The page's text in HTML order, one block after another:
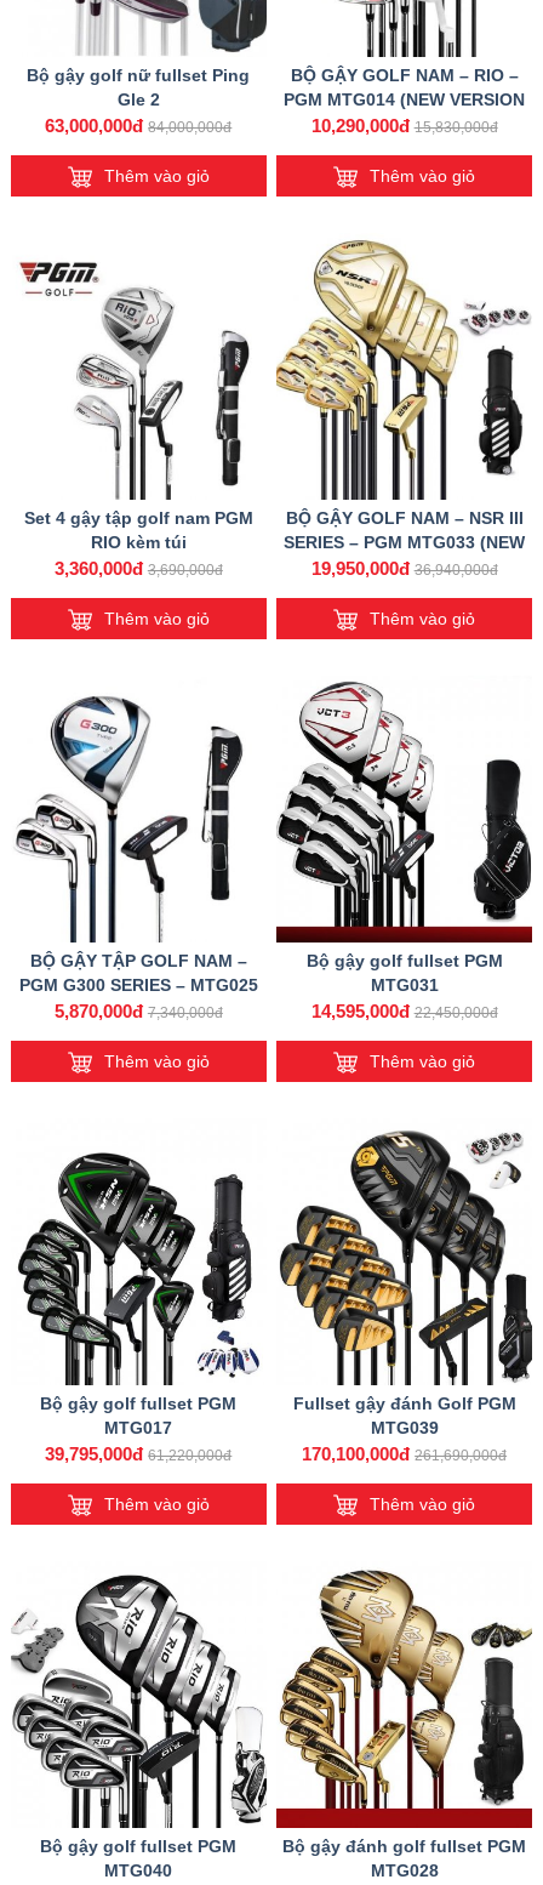
Bộ gậy golf nữ fullset Ping
Gle 2
63,000,000đ 84,000,000đ
Thêm vào giỏ
BỘ GẬY GOLF NAM – RIO –
PGM MTG014 (NEW VERSION
2019)
10,290,000đ 15,830,000đ
Thêm vào giỏ
Set 4 gậy tập golf nam PGM
RIO kèm túi
3,360,000đ 3,690,000đ
Thêm vào giỏ
BỘ GẬY GOLF NAM – NSR III
SERIES – PGM MTG033 (NEW
VERSION)
19,950,000đ 36,940,000đ
Thêm vào giỏ
BỘ GẬY TẬP GOLF NAM –
PGM G300 SERIES – MTG025
(4 GẬY)
5,870,000đ 7,340,000đ
Thêm vào giỏ
Bộ gậy golf fullset PGM
MTG031
14,595,000đ 22,450,000đ
Thêm vào giỏ
Bộ gậy golf fullset PGM
MTG017
39,795,000đ 61,220,000đ
Thêm vào giỏ
Fullset gậy đánh Golf PGM
MTG039
170,100,000đ 261,690,000đ
Thêm vào giỏ
Bộ gậy golf fullset PGM
MTG040
Bộ gậy đánh golf fullset PGM
MTG028